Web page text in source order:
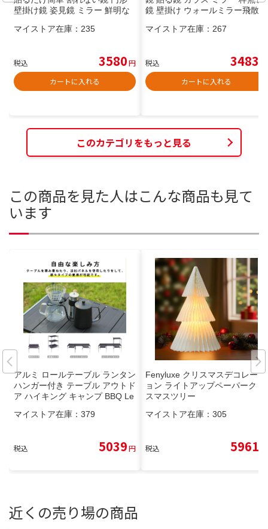
壁掛け鏡 姿見鏡 ミラー 鮮明な
トも安心
マイストア在庫： 235
税込 3580円
カートに入れる
鏡 壁掛け ウォールミラー飛散防
マイストア在庫： 267
税込 3483
カートに入れる
このカテゴリをもっと見る
この商品を見た人はこんな商品も見て
います
アルミ ロールテーブル ランタン
ハンガー付き テーブル アウトド
ア ハイキング キャンプ BBQ Le
oon 超軽量
マイストア在庫： 379
税込 5039円
Fenyluxe クリスマスデコレーシ
ョン ライトアップペーパークリ
スマスツリー
マイストア在庫： 305
税込 5961
近くの売り場の商品